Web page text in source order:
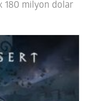
180 milyon dolar